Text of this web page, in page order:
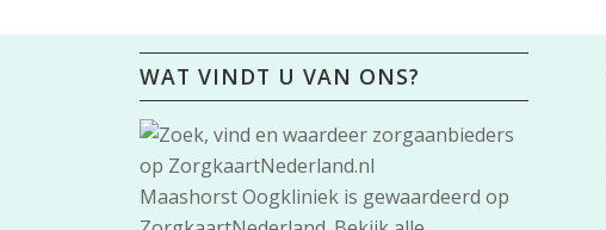
WAT VINDT U VAN ONS?
Maashorst Oogkliniek is gewaardeerd op